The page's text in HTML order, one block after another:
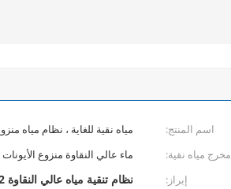
اسم المنتج: مياه نقية للغاية ، نظام مياه
مخرج مياه نقية:
ماء عالي النقاوة منزوع الأيونات
إبراز:
نظام تنقية مياه عالي النقاوة 2 لتر / دقيقة